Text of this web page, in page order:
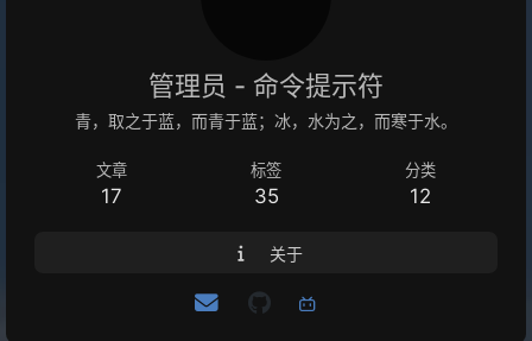
管理员 - 命令提示符
青，取之于蓝，而青于蓝；冰，水为之，而寒于水。
文章
17
标签
35
分类
12
关于